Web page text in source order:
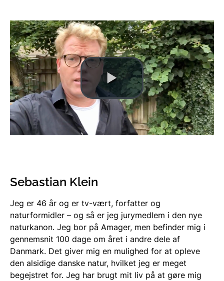
Sebastian Klein
Jeg er 46 år og er tv-vært, forfatter og
naturformidler – og så er jeg jurymedlem i den nye
naturkanon. Jeg bor på Amager, men befinder mig i
gennemsnit 100 dage om året i andre dele af
Danmark. Det giver mig en mulighed for at opleve
den alsidige danske natur, hvilket jeg er meget
begejstret for. Jeg har brugt mit liv på at gøre mig